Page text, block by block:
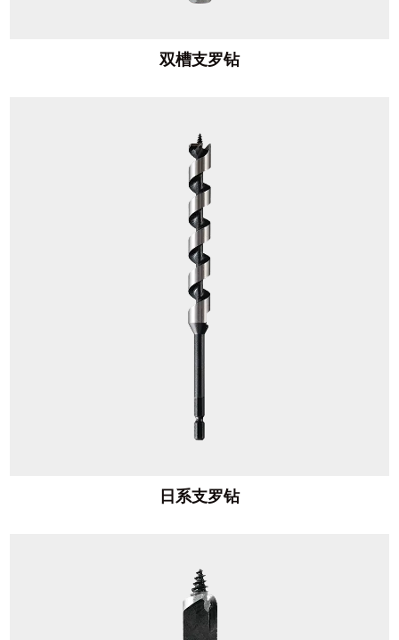
双槽支罗钻
日系支罗钻